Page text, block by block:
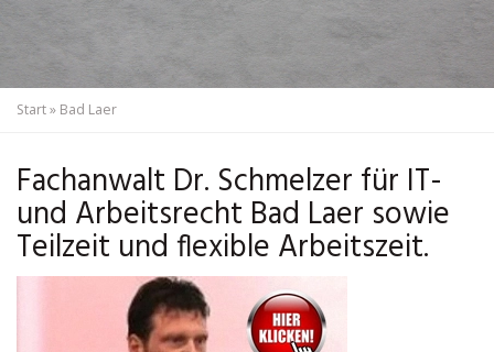
Start» Bad Laer
Fachanwalt Dr. Schmelzer für IT-
und Arbeitsrecht Bad Laer sowie
Teilzeit und flexible Arbeitszeit.